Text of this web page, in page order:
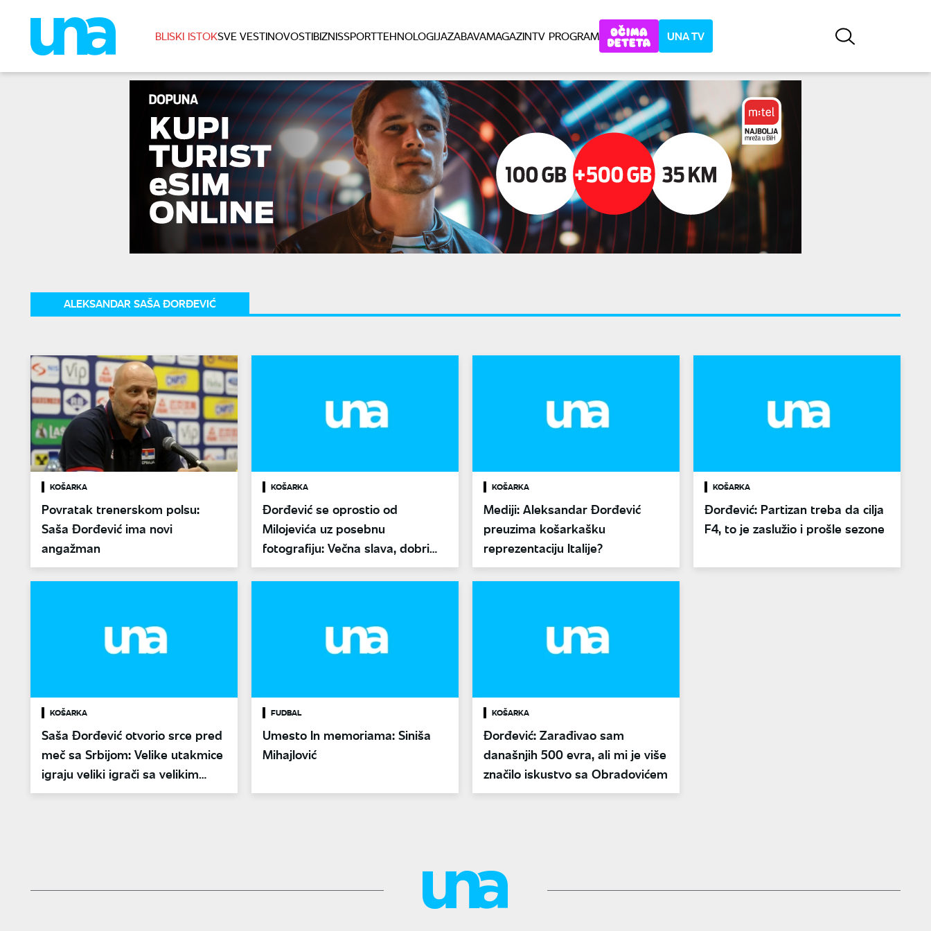
BLISKI ISTOKSVE VESTINOVOSTIBIZNISSPORTTEHNOLOGIJAZABAVAMAGAZINTV PROGRAM UNA TV
ALEKSANDAR SAŠA ĐORĐEVIĆ
KOŠARKA
Povratak trenerskom polsu:
Saša Đorđević ima novi
angažman
KOŠARKA
Đorđević se oprostio od
Milojevića uz posebnu
fotografiju: Večna slava, dobri
čoveče
KOŠARKA
Mediji: Aleksandar Đorđević
preuzima košarkašku
reprezentaciju Italije?
KOŠARKA
Đorđević: Partizan treba da cilja
F4, to je zaslužio i prošle sezone
KOŠARKA
Saša Đorđević otvorio srce pred
meč sa Srbijom: Velike utakmice
igraju veliki igrači sa velikim
potezima
FUDBAL
Umesto In memoriama: Siniša
Mihajlović
KOŠARKA
Đorđević: Zarađivao sam
današnjih 500 evra, ali mi je više
značilo iskustvo sa Obradovićem